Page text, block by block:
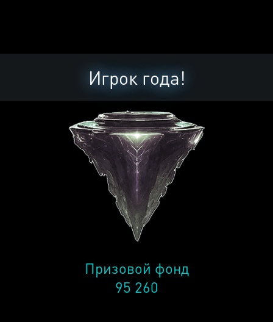
Игрок года!
Призовой фонд
95 260